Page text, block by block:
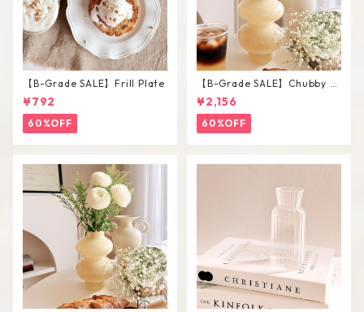
【B-Grade SALE】Frill Plate
¥792
60%OFF
【B-Grade SALE】Chubby V
ase / L
¥2,156
60%OFF